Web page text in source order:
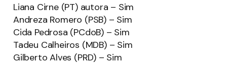
Liana Cirne (PT) autora – Sim
Andreza Romero (PSB) – Sim
Cida Pedrosa (PCdoB) – Sim
Tadeu Calheiros (MDB) – Sim
Gilberto Alves (PRD) – Sim